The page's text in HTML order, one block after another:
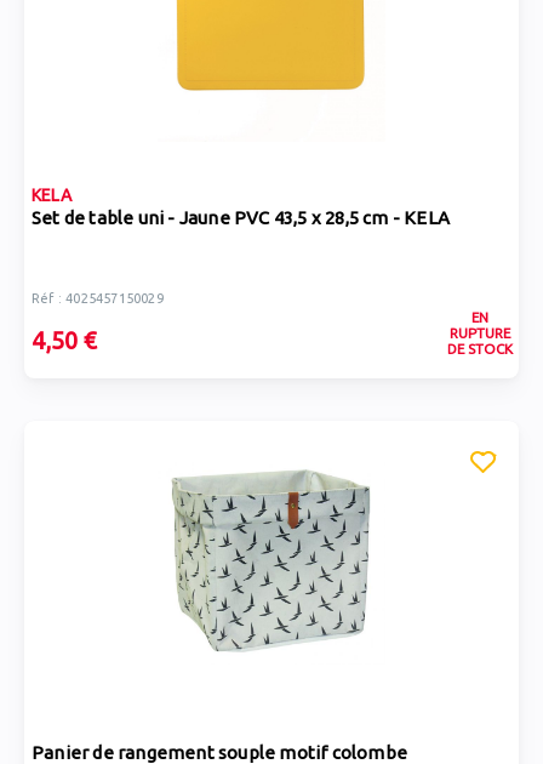
KELA
Set de table uni - Jaune PVC 43,5 x 28,5 cm - KELA
Réf : 4025457150029
4,50 €
EN
RUPTURE
DE STOCK
Panier de rangement souple motif colombe